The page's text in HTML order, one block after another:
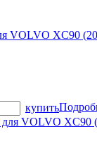
VOLVO XC90
купить